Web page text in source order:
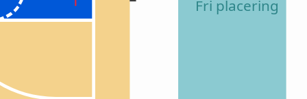
Fri placering